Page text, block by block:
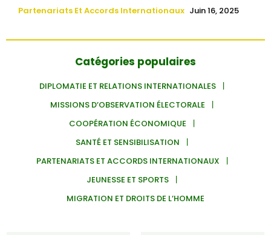
Partenariats Et Accords Internationaux Juin 16, 2025
Catégories populaires
DIPLOMATIE ET RELATIONS INTERNATIONALES
MISSIONS D’OBSERVATION ÉLECTORALE
COOPÉRATION ÉCONOMIQUE
SANTÉ ET SENSIBILISATION
PARTENARIATS ET ACCORDS INTERNATIONAUX
JEUNESSE ET SPORTS
MIGRATION ET DROITS DE L’HOMME